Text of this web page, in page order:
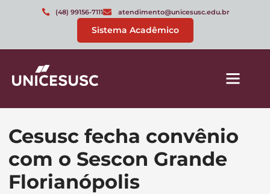
(48) 99156-7111 atendimento@unicesusc.edu.br
Sistema Acadêmico
Cesusc fecha convênio
com o Sescon Grande
Florianópolis